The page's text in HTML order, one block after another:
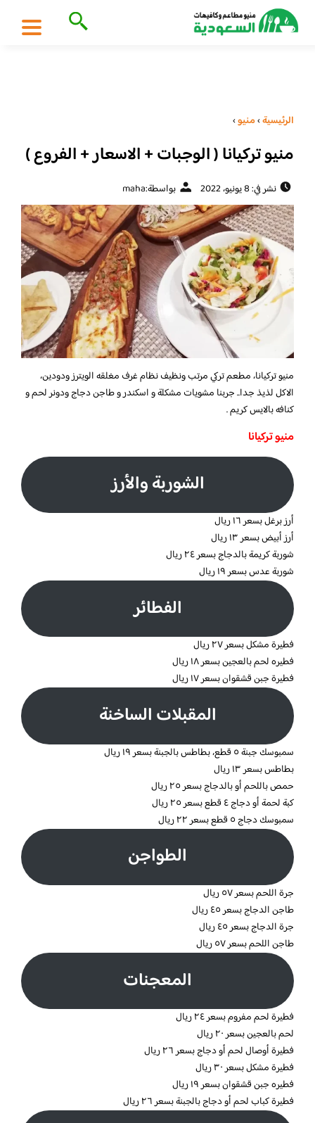
الرئيسية›منيو›
منيو تركيانا ( الوجبات + الاسعار + الفروع )
نشر في: 8 يونيو، 2022 بواسطة:maha
منيو تركيانا، مطعم تركي مرتب ونظيف نظام غرف مغلقه الويترز ودودين،
الاكل لذيذ جدا.. جربنا مشويات مشكلة و اسكندر و طاجن دجاج ودونر لحم و
كنافه بالايس كريم .
منيو تركيانا
الشوربة والأرز
أرز برغل بسعر ١٦ ريال
أرز أبيض بسعر ١٣ ريال
شوربة كريمة بالدجاج بسعر ٢٤ ريال
شوربة عدس بسعر ١٩ ريال
الفطائر
فطيرة مشكل بسعر ٢٧ ريال
فطيره لحم بالعجين بسعر ١٨ ريال
فطيرة جبن قشقوان بسعر ١٧ ريال
المقبلات الساخنة
سمبوسك جبنة ٥ قطع، بطاطس بالجبنة بسعر ١٩ ريال
بطاطس بسعر ١٣ ريال
حمص باللحم أو بالدجاج بسعر ٢٥ ريال
كبة لحمة أو دجاج ٤ قطع بسعر ٢٥ ريال
سمبوسك دجاج ٥ قطع بسعر ٢٢ ريال
الطواجن
جرة اللحم بسعر ٥٧ ريال
طاجن الدجاج بسعر ٤٥ ريال
جرة الدجاج بسعر ٤٥ ريال
طاجن اللحم بسعر ٥٧ ريال
المعجنات
فطيرة لحم مفروم بسعر ٢٤ ريال
لحم بالعجين بسعر ٢٠ ريال
فطيرة أوصال لحم أو دجاج بسعر ٢٦ ريال
فطيرة مشكل بسعر ٣٠ ريال
فطيره جبن قشقوان بسعر ١٩ ريال
فطيرة كباب لحم أو دجاج بالجبنة بسعر ٢٦ ريال